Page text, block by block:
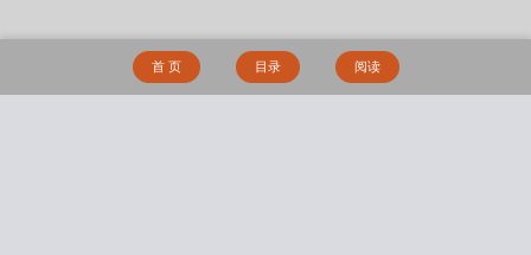
普女被万人迷系统选中后（NPH） 嫂子爱我多一点
首 页 目录 阅读